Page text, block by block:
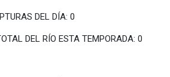
DEL DÍA: 0
TEMPORADA: 0